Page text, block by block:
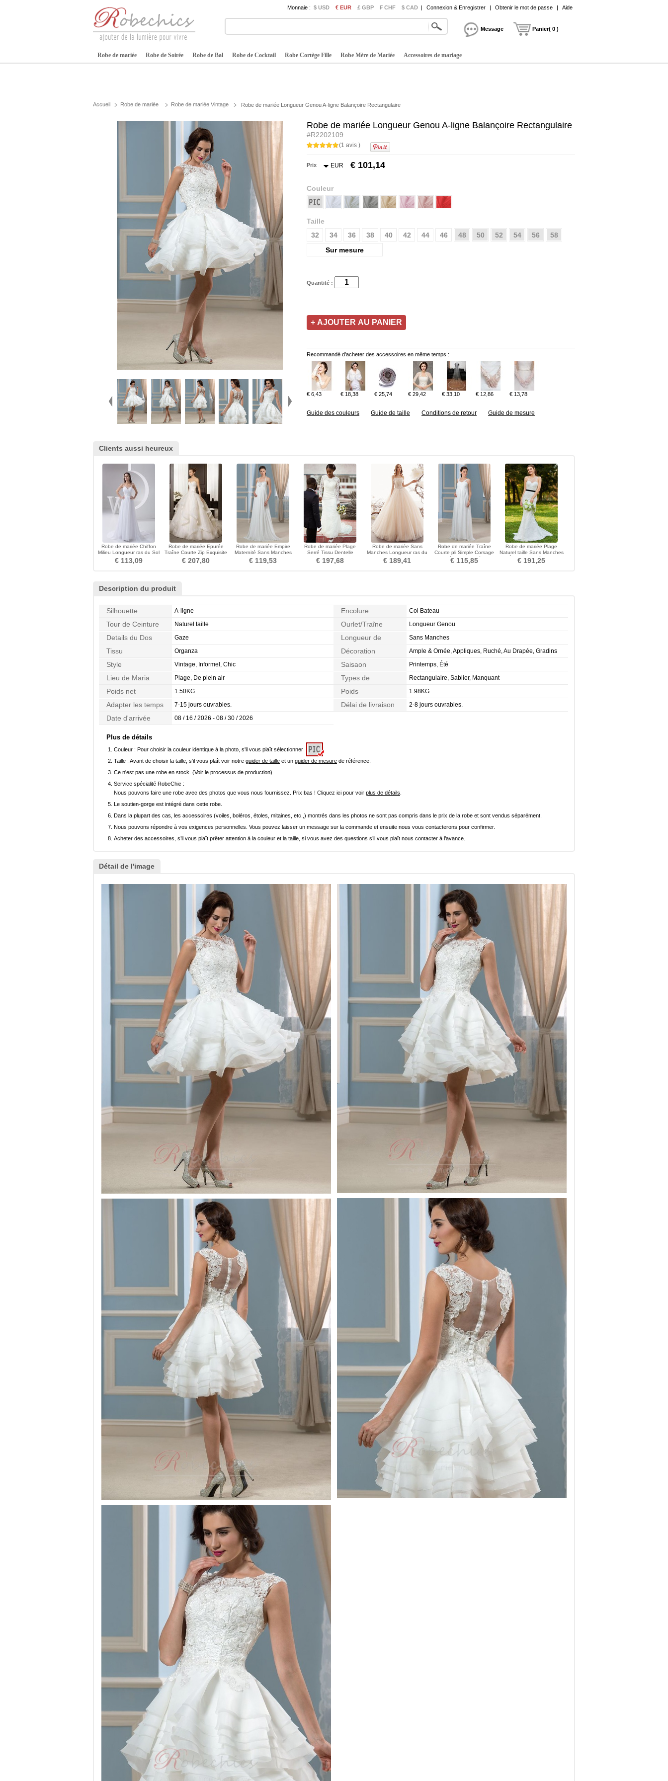
Monnaie : $ USD € EUR £ GBP ₣ CHF $ CAD | Connexion & Enregistrer | Obtenir le mot de passe | Aide
Message Panier( 0 )
Robe de mariée Robe de Soirée Robe de Bal Robe de Cocktail Robe Cortège Fille Robe Mère de Mariée Accessoires de mariage
Accueil Robe de mariée Robe de mariée Vintage Robe de mariée Longueur Genou A-ligne Balançoire Rectangulaire
Robe de mariée Longueur Genou A-ligne Balançoire Rectangulaire
#R2202109
(1 avis )
Prix EUR € 101,14
Couleur
Taille
32
34 36 38 40 42 44 46 48 50 52 54 56
58
Sur mesure
Quantité :
Recommandé d’acheter des accessoires en même temps :
€ 6,43 € 18,38 € 25,74 € 29,42 € 33,10 € 12,86 € 13,78
Guide des couleurs Guide de taille Conditions de retour Guide de mesure
Clients aussi heureux
Robe de mariée Chiffon
Milieu Longueur ras du Sol
Sans Manches
€ 113,09
Robe de mariée Epurée
Traîne Courte Zip Exquisite
Sans Manches
€ 207,80
Robe de mariée Empire
Maternité Sans Manches
taille haute Printemps
€ 119,53
Robe de mariée Plage
Serré Tissu Dentelle
Longue Classique Col ras
du Cou
€ 197,68
Robe de mariée Sans
Manches Longueur ras du
Sol Lacet Bretelles
Spaghetti
€ 189,41
Robe de mariée Traîne
Courte pli Simple Corsage
plissé Fermeture éclair
€ 115,85
Robe de mariée Plage
Naturel taille Sans Manches
Épaule Asymétrique
€ 191,25
Description du produit
Silhouette A-ligne Encolure Col Bateau
Tour de Ceinture Naturel taille Ourlet/Traîne Longueur Genou
Details du Dos Gaze
Longueur de
Manches
Sans Manches
Tissu Organza Décoration Ample & Ornée, Appliques, Ruché, Au Drapée, Gradins
Style Vintage, Informel, Chic Saisaon Printemps, Été
Lieu de Maria Plage, De plein air
Types de
Morphologie
Rectangulaire, Sablier, Manquant
Poids net 1.50KG Poids 1.98KG
Adapter les temps 7-15 jours ouvrables. Délai de livraison 2-8 jours ouvrables.
Date d'arrivée 08 / 16 / 2026 - 08 / 30 / 2026
Plus de détails
Couleur : Pour choisir la couleur identique à la photo, s'il vous plaît sélectionner
Taille : Avant de choisir la taille, s'il vous plaît voir notre guider de taille et un guider de mesure de référence.
Ce n'est pas une robe en stock. (Voir le processus de production)
Service spécialité RobeChic :
Nous pouvons faire une robe avec des photos que vous nous fournissez. Prix bas ! Cliquez ici pour voir plus de détails
Le soutien-gorge est intégré dans cette robe.
Dans la plupart des cas, les accessoires (voiles, boléros, étoles, mitaines, etc.,) montrés dans les photos ne sont pas compris dans le prix de la robe et sont vendus séparément.
Nous pouvons répondre à vos exigences personnelles. Vous pouvez laisser un message sur la commande et ensuite nous vous contacterons pour confirmer.
Acheter des accessoires, s’il vous plaît prêter attention à la couleur et la taille, si vous avez des questions s’il vous plaît nous contacter à l’avance.
Détail de l'image